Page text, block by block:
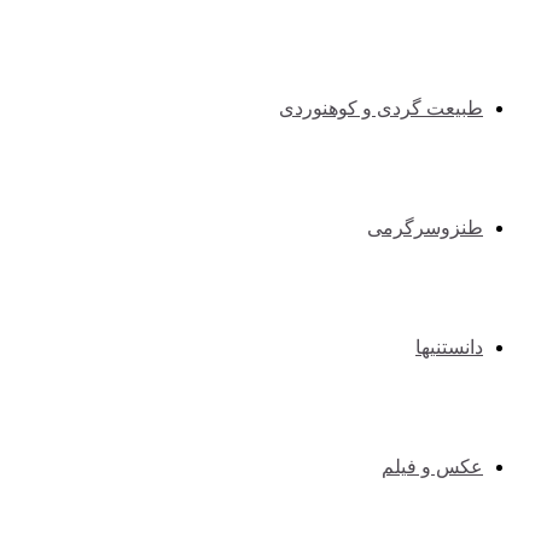
طبیعت گردی و کوهنوردی
طنزوسرگرمی
دانستنیها
عکس و فیلم